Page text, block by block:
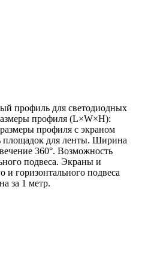
профиль для светодиодных
профиля (L×W×H):
профиля с экраном
для ленты. Ширина
360°. Возможность
подвеса. Экраны и
и горизонтального подвеса
за 1 метр.